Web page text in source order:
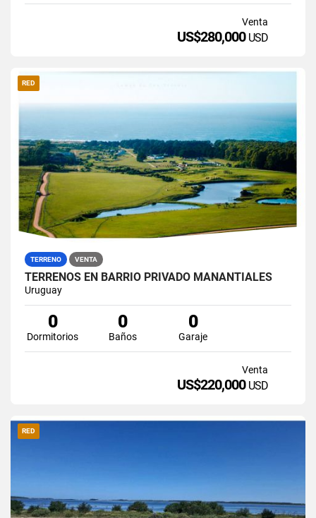
Venta
US$280,000 USD
RED
TERRENO VENTA
TERRENOS EN BARRIO PRIVADO MANANTIALES
Uruguay
0
Dormitorios
0
Baños
0
Garaje
Venta
US$220,000 USD
RED